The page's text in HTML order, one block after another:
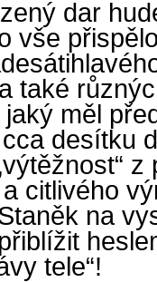
dar
vše
také
měl
desítku
citlivého
na
tele“!